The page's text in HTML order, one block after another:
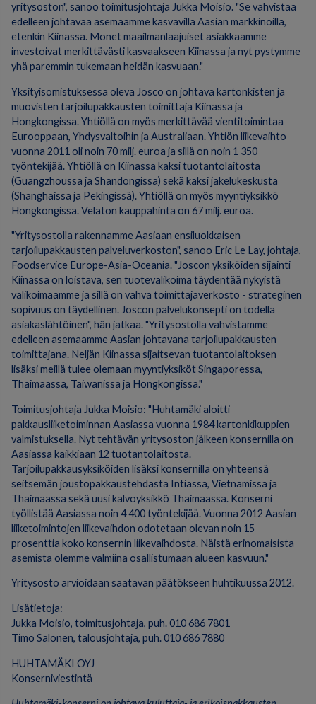
yritysoston", sanoo toimitusjohtaja Jukka Moisio. "Se vahvistaa
edelleen johtavaa asemaamme kasvavilla Aasian markkinoilla,
etenkin Kiinassa. Monet maailmanlaajuiset asiakkaamme
investoivat merkittävästi kasvaakseen Kiinassa ja nyt pystymme
yhä paremmin tukemaan heidän kasvuaan."
Yksityisomistuksessa oleva Josco on johtava kartonkisten ja
muovisten tarjoilupakkausten toimittaja Kiinassa ja
Hongkongissa. Yhtiöllä on myös merkittävää vientitoimintaa
Eurooppaan, Yhdysvaltoihin ja Australiaan. Yhtiön liikevaihto
vuonna 2011 oli noin 70 milj. euroa ja sillä on noin 1 350
työntekijää. Yhtiöllä on Kiinassa kaksi tuotantolaitosta
(Guangzhoussa ja Shandongissa) sekä kaksi jakelukeskusta
(Shanghaissa ja Pekingissä). Yhtiöllä on myös myyntiyksikkö
Hongkongissa. Velaton kauppahinta on 67 milj. euroa.
"Yritysostolla rakennamme Aasiaan ensiluokkaisen
tarjoilupakkausten palveluverkoston", sanoo Eric Le Lay, johtaja,
Foodservice Europe-Asia-Oceania. "Joscon yksiköiden sijainti
Kiinassa on loistava, sen tuotevalikoima täydentää nykyistä
valikoimaamme ja sillä on vahva toimittajaverkosto - strateginen
sopivuus on täydellinen. Joscon palvelukonsepti on todella
asiakaslähtöinen", hän jatkaa. "Yritysostolla vahvistamme
edelleen asemaamme Aasian johtavana tarjoilupakkausten
toimittajana. Neljän Kiinassa sijaitsevan tuotantolaitoksen
lisäksi meillä tulee olemaan myyntiyksiköt Singaporessa,
Thaimaassa, Taiwanissa ja Hongkongissa."
Toimitusjohtaja Jukka Moisio: "Huhtamäki aloitti
pakkausliiketoiminnan Aasiassa vuonna 1984 kartonkikuppien
valmistuksella. Nyt tehtävän yritysoston jälkeen konsernilla on
Aasiassa kaikkiaan 12 tuotantolaitosta.
Tarjoilupakkausyksiköiden lisäksi konsernilla on yhteensä
seitsemän joustopakkaustehdasta Intiassa, Vietnamissa ja
Thaimaassa sekä uusi kalvoyksikkö Thaimaassa. Konserni
työllistää Aasiassa noin 4 400 työntekijää. Vuonna 2012 Aasian
liiketoimintojen liikevaihdon odotetaan olevan noin 15
prosenttia koko konsernin liikevaihdosta. Näistä erinomaisista
asemista olemme valmiina osallistumaan alueen kasvuun."
Yritysosto arvioidaan saatavan päätökseen huhtikuussa 2012.
Lisätietoja:
Jukka Moisio, toimitusjohtaja, puh. 010 686 7801
Timo Salonen, talousjohtaja, puh. 010 686 7880
HUHTAMÄKI OYJ
Konserniviestintä